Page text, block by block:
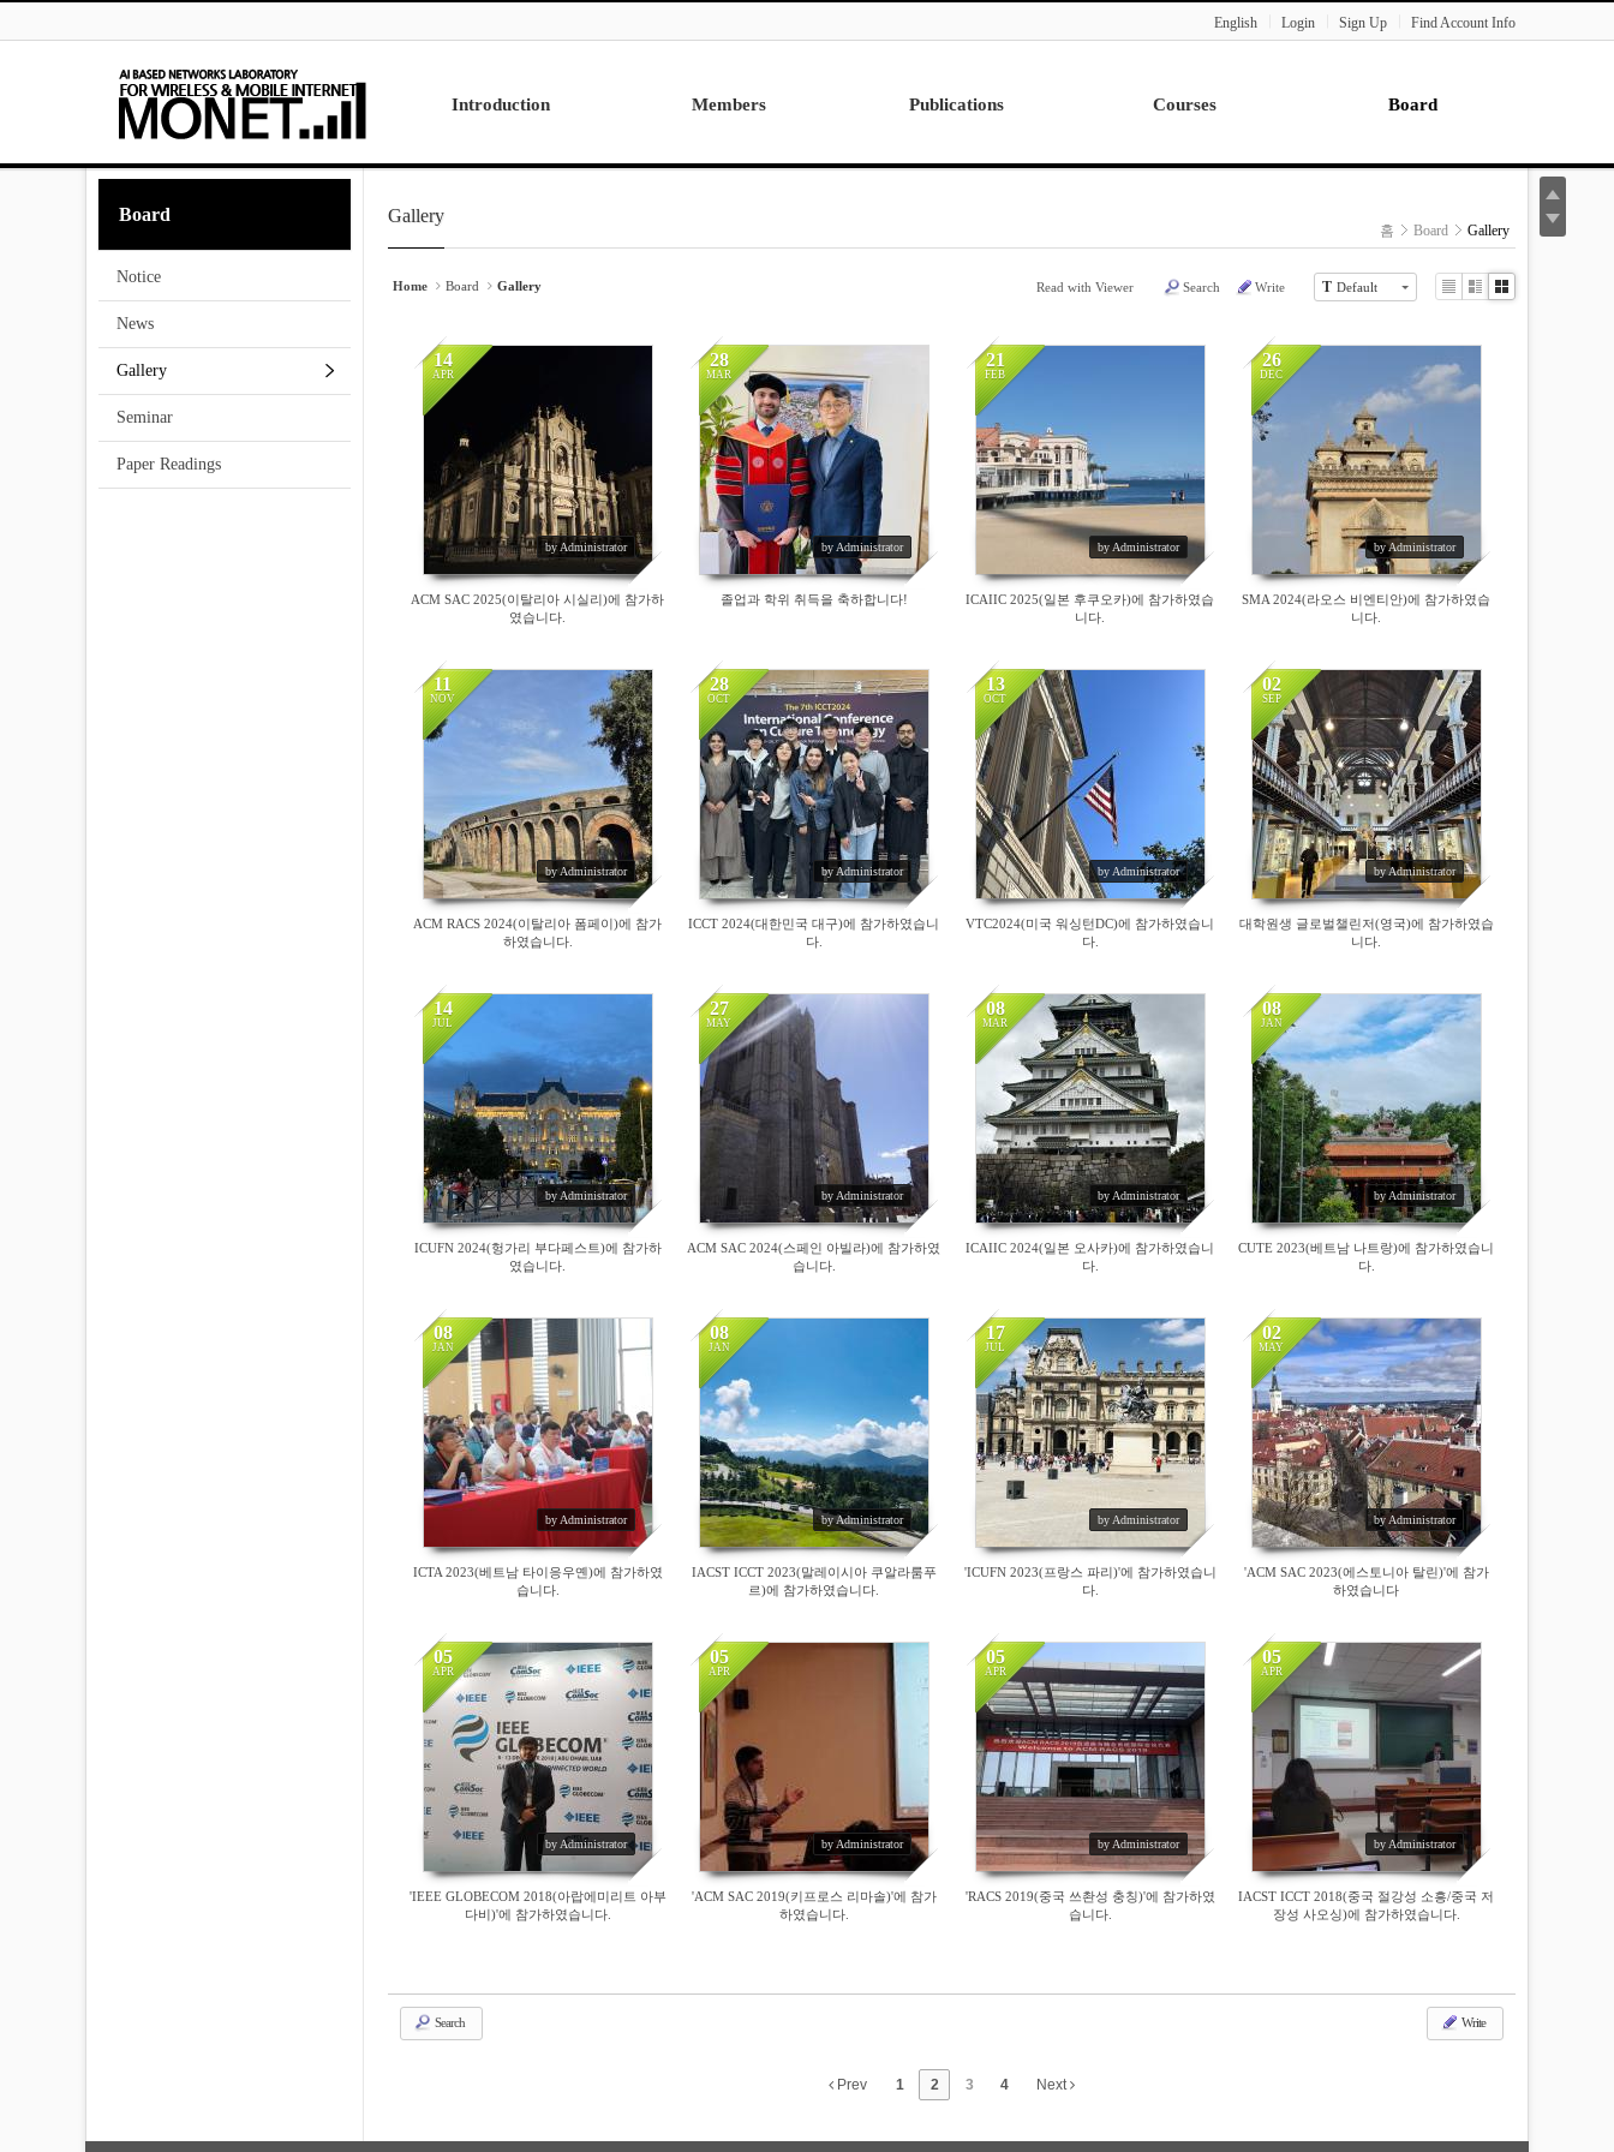
English
Login Sign Up Find Account Info
Introduction
Research
Contact Us
Members Publications Courses Board
Seminar
Board
Notice
News
Gallery
Seminar
Paper Readings
Gallery
홈 Board Gallery
Home Board Gallery T Default
Read with Viewer Search Write
ListZineGallery
14
APR
by Administrator
ACM SAC 2025(이탈리아 시실리)에 참가하
였습니다.
28
MAR
by Administrator
13251
졸업과 학위 취득을 축하합니다!
21
FEB
by Administrator
ICAIIC 2025(일본 후쿠오카)에 참가하였습
니다.
26
DEC
by Administrator
SMA 2024(라오스 비엔티안)에 참가하였습
니다.
11
NOV
by Administrator
ACM RACS 2024(이탈리아 폼페이)에 참가
하였습니다.
28
OCT
by Administrator
16021
ICCT 2024(대한민국 대구)에 참가하였습니
다.
13
OCT
by Administrator
14235
VTC2024(미국 워싱턴DC)에 참가하였습니
다.
02
SEP
by Administrator
14174
대학원생 글로벌챌린저(영국)에 참가하였습
니다.
14
JUL
by Administrator
15092
ICUFN 2024(헝가리 부다페스트)에 참가하
였습니다.
27
MAY
by Administrator
15677
ACM SAC 2024(스페인 아빌라)에 참가하였
습니다.
08
MAR
by Administrator
24001
ICAIIC 2024(일본 오사카)에 참가하였습니
다.
08
JAN
by Administrator
23735
CUTE 2023(베트남 나트랑)에 참가하였습니
다.
08
JAN
by Administrator
22973
ICTA 2023(베트남 타이응우옌)에 참가하였
습니다.
08
JAN
by Administrator
25141
IACST ICCT 2023(말레이시아 쿠알라룸푸
르)에 참가하였습니다.
17
JUL
by Administrator
23963
'ICUFN 2023(프랑스 파리)'에 참가하였습니
다.
02
MAY
by Administrator
24889
'ACM SAC 2023(에스토니아 탈린)'에 참가
하였습니다
05
APR
by Administrator
23255
'IEEE GLOBECOM 2018(아랍에미리트 아부
다비)'에 참가하였습니다.
05
APR
by Administrator
22686
'ACM SAC 2019(키프로스 리마솔)'에 참가
하였습니다.
05
APR
by Administrator
23297
'RACS 2019(중국 쓰촨성 충칭)'에 참가하였
습니다.
05
APR
by Administrator
23281
IACST ICCT 2018(중국 절강성 소흥/중국 저
장성 사오싱)에 참가하였습니다.
Search Write
Prev 1 2 3 4 Next
Sketchbook5, 스케치북5
Sketchbook5, 스케치북5
Sketchbook5, 스케치북5
Sketchbook5, 스케치북5